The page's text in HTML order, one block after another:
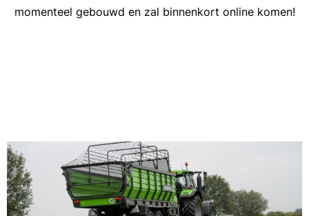
momenteel gebouwd en zal binnenkort online komen!